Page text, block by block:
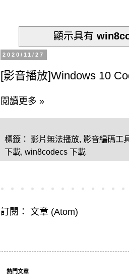
顯示具有
2020/11/27
[影音播放]Windows 10
閱讀更多 »
標籤： 影片無法播放, 影音編碼工
下載, win8codecs 下載
訂閱： 文章 (Atom)
熱門文章